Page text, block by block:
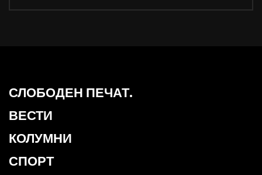
СЛОБОДЕН ПЕЧАТ.
ВЕСТИ
КОЛУМНИ
СПОРТ